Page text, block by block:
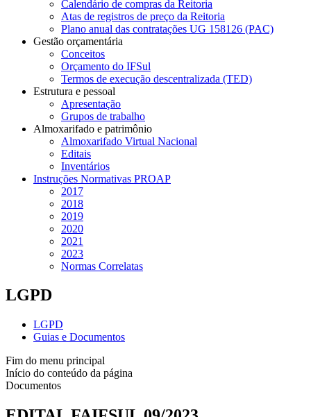
Calendário de compras da Reitoria
Atas de registros de preço da Reitoria
Plano anual das contratações UG 158126 (PAC)
Gestão orçamentária
Conceitos
Orçamento do IFSul
Termos de execução descentralizada (TED)
Estrutura e pessoal
Apresentação
Grupos de trabalho
Almoxarifado e patrimônio
Almoxarifado Virtual Nacional
Editais
Inventários
Instruções Normativas PROAP
2017
2018
2019
2020
2021
2023
Normas Correlatas
LGPD
LGPD
Guias e Documentos
Fim do menu principal
Início do conteúdo da página
Documentos